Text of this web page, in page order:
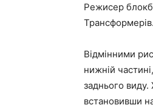
Режисер
Трансформерів.
Відмінними
нижній
заднього
встановивши